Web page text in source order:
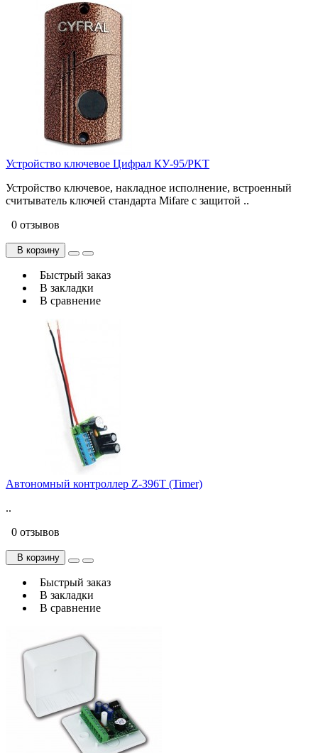
Устройство ключевое Цифрал КУ-95/РKТ
Устройство ключевое, накладное исполнение, встроенный
считыватель ключей стандарта Mifare с защитой ..
0 отзывов
В корзину
Быстрый заказ
В закладки
В сравнение
Автономный контроллер Z-396T (Timer)
..
0 отзывов
В корзину
Быстрый заказ
В закладки
В сравнение